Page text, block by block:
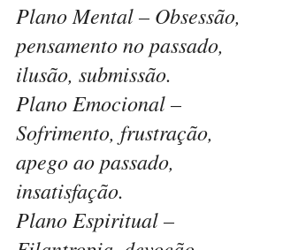
Plano Mental – Obsessão,
pensamento no passado,
ilusão, submissão.
Plano Emocional –
Sofrimento, frustração,
apego ao passado,
insatisfação.
Plano Espiritual –